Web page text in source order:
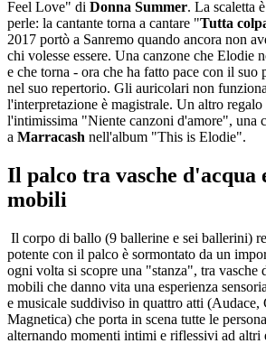
Feel Love" di Donna Summer. La scaletta
perle: la cantante torna a cantare "Tutta
2017 portò a Sanremo quando ancora non
chi volesse essere. Una canzone che Elodie
e che torna - ora che ha fatto pace con il suo
nel suo repertorio. Gli auricolari non
l'interpretazione è magistrale. Un altro regalo
l'intimissima "Niente canzoni d'amore", una
a Marracash nell'album "This is Elodie".
Il palco tra vasche d'acqua
mobili
Il corpo di ballo (9 ballerine e sei ballerini)
potente con il palco è sormontato da un
ogni volta si scopre una "stanza", tra vasche
mobili che danno vita una esperienza
e musicale suddiviso in quattro atti (Audace,
Magnetica) che porta in scena tutte le
alternando momenti intimi e riflessivi ad altri